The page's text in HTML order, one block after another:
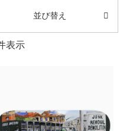
並び替え
表示
ュラ）